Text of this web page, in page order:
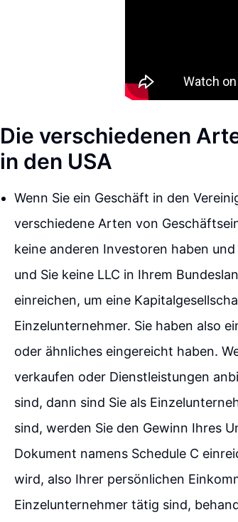
Die verschiedenen
in den USA
Wenn Sie ein Geschäft in den
verschiedene Arten von
keine anderen Investoren haben
und Sie keine LLC in Ihrem
einreichen, um eine
Einzelunternehmer. Sie haben also
oder ähnliches eingereicht haben.
verkaufen oder Dienstleistungen
sind, dann sind Sie als
sind, werden Sie den Gewinn Ihres
Dokument namens Schedule C
wird, also Ihrer persönlichen
Einzelunternehmer tätig sind,